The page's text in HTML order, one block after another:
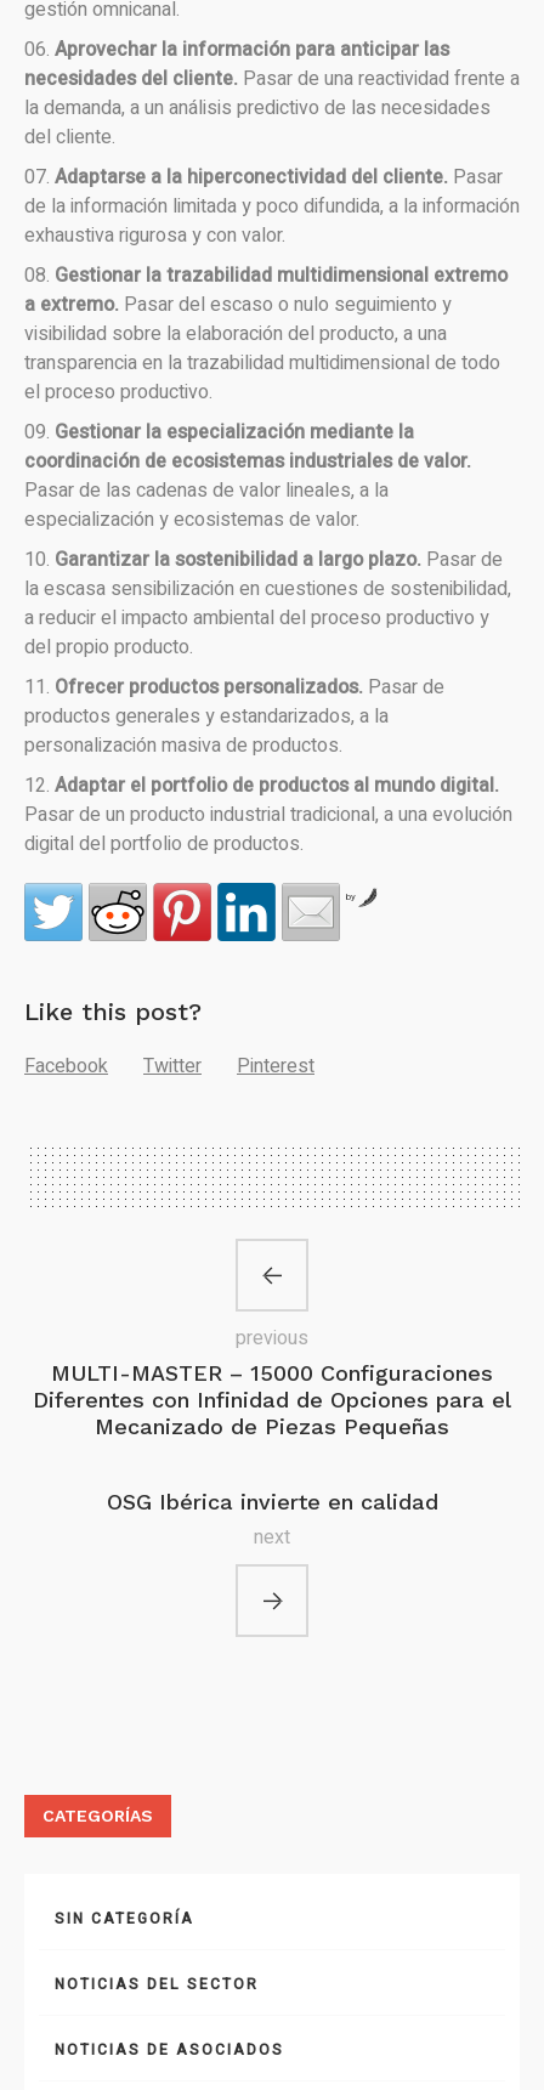
gestión omnicanal.
Aprovechar la información para anticipar las
necesidades del cliente. Pasar de una reactividad frente a
la demanda, a un análisis predictivo de las necesidades
del cliente.
Adaptarse a la hiperconectividad del cliente. Pasar
de la información limitada y poco difundida, a la información
exhaustiva rigurosa y con valor.
Gestionar la trazabilidad multidimensional extremo
a extremo. Pasar del escaso o nulo seguimiento y
visibilidad sobre la elaboración del producto, a una
transparencia en la trazabilidad multidimensional de todo
el proceso productivo.
Gestionar la especialización mediante la
coordinación de ecosistemas industriales de valor.
Pasar de las cadenas de valor lineales, a la
especialización y ecosistemas de valor.
Garantizar la sostenibilidad a largo plazo. Pasar de
la escasa sensibilización en cuestiones de sostenibilidad,
a reducir el impacto ambiental del proceso productivo y
del propio producto.
Ofrecer productos personalizados. Pasar de
productos generales y estandarizados, a la
personalización masiva de productos.
Adaptar el portfolio de productos al mundo digital.
Pasar de un producto industrial tradicional, a una evolución
digital del portfolio de productos.
by
Like this post?
Facebook
Twitter Pinterest
MULTI-MASTER – 15000 Configuraciones
Diferentes con Infinidad de Opciones para el
Mecanizado de Piezas Pequeñas
previous
OSG Ibérica invierte en calidad
next
CATEGORÍAS
SIN CATEGORÍA
NOTICIAS DEL SECTOR
NOTICIAS DE ASOCIADOS